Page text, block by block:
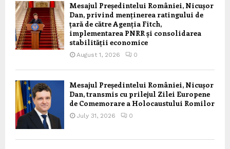
Mesajul Președintelui României, Nicușor
Dan, privind menținerea ratingului de
țară de către Agenția Fitch,
implementarea PNRR și consolidarea
stabilității economice
August 1, 2026 0
Mesajul Președintelui României, Nicușor
Dan, transmis cu prilejul Zilei Europene
de Comemorare a Holocaustului Romilor
July 31, 2026 0